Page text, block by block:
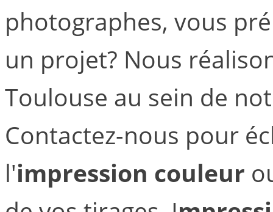
photographes, vous
un projet? Nous
Toulouse au sein de
Contactez-nous pour
l'impression couleur